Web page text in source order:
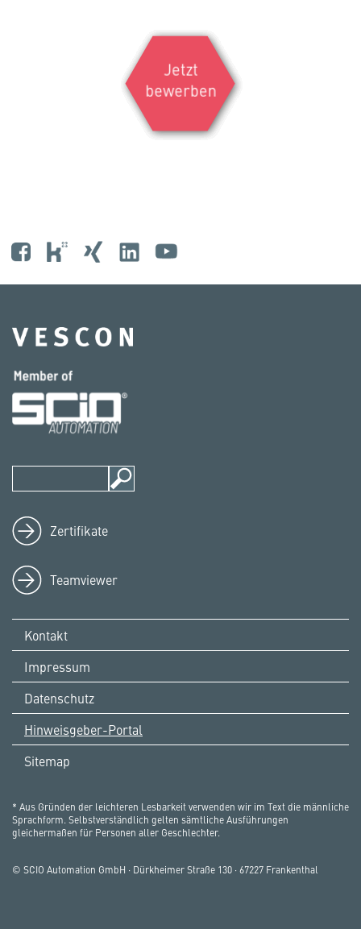
Jetzt
bewerben
Zertifikate
Teamviewer
Kontakt
Impressum
Datenschutz
Hinweisgeber-Portal
Sitemap
* Aus Gründen der leichteren Lesbarkeit verwenden wir im Text die männliche
Sprachform. Selbstverständlich gelten sämtliche Ausführungen
gleichermaßen für Personen aller Geschlechter.
© SCIO Automation GmbH · Dürkheimer Straße 130 · 67227 Frankenthal